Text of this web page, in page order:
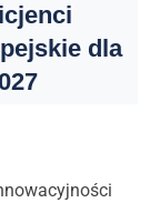
dla